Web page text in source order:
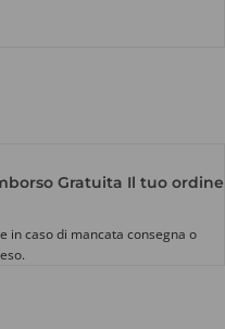
Gratuita Il tuo ordine
in caso di mancata consegna o